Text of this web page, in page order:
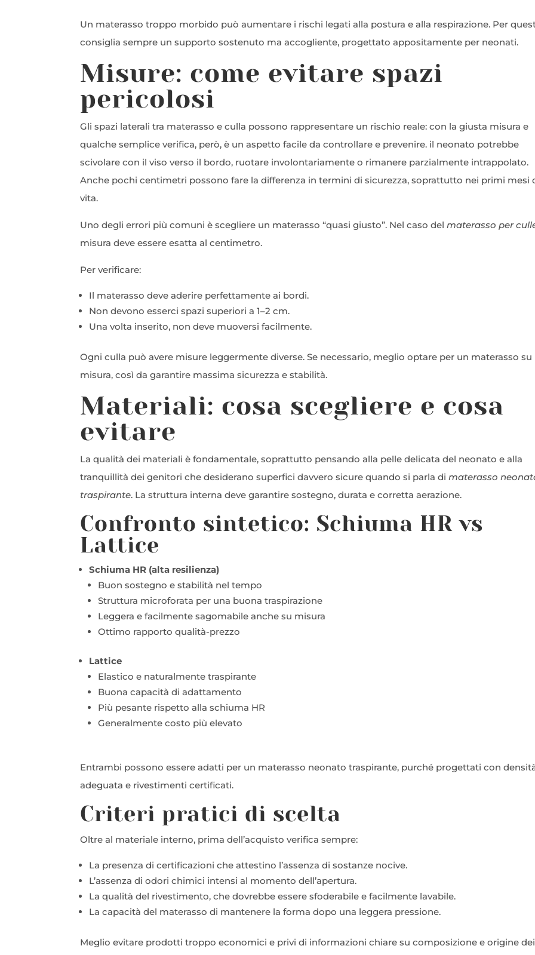
Un materasso troppo morbido può aumentare i rischi legati alla postura e alla respirazione. Per
consiglia sempre un supporto sostenuto ma accogliente, progettato appositamente per neonati.
Misure: come evitare spazi
pericolosi
Gli spazi laterali tra materasso e culla possono rappresentare un rischio reale: con la giusta misura e
qualche semplice verifica, però, è un aspetto facile da controllare e prevenire. il neonato potrebbe
scivolare con il viso verso il bordo, ruotare involontariamente o rimanere parzialmente intrappolato.
Anche pochi centimetri possono fare la differenza in termini di sicurezza, soprattutto nei primi mesi
vita.
Uno degli errori più comuni è scegliere un materasso “quasi giusto”. Nel caso del materasso per
misura deve essere esatta al centimetro.
Per verificare:
Il materasso deve aderire perfettamente ai bordi.
Non devono esserci spazi superiori a 1–2 cm.
Una volta inserito, non deve muoversi facilmente.
Ogni culla può avere misure leggermente diverse. Se necessario, meglio optare per un materasso su
misura, così da garantire massima sicurezza e stabilità.
Materiali: cosa scegliere e cosa
evitare
La qualità dei materiali è fondamentale, soprattutto pensando alla pelle delicata del neonato e alla
tranquillità dei genitori che desiderano superfici davvero sicure quando si parla di materasso
traspirante. La struttura interna deve garantire sostegno, durata e corretta aerazione.
Confronto sintetico: Schiuma HR vs
Lattice
Schiuma HR (alta resilienza)
Buon sostegno e stabilità nel tempo
Struttura microforata per una buona traspirazione
Leggera e facilmente sagomabile anche su misura
Ottimo rapporto qualità-prezzo
Lattice
Elastico e naturalmente traspirante
Buona capacità di adattamento
Più pesante rispetto alla schiuma HR
Generalmente costo più elevato
Entrambi possono essere adatti per un materasso neonato traspirante, purché progettati con
adeguata e rivestimenti certificati.
Criteri pratici di scelta
Oltre al materiale interno, prima dell’acquisto verifica sempre:
La presenza di certificazioni che attestino l’assenza di sostanze nocive.
L’assenza di odori chimici intensi al momento dell’apertura.
La qualità del rivestimento, che dovrebbe essere sfoderabile e facilmente lavabile.
La capacità del materasso di mantenere la forma dopo una leggera pressione.
Meglio evitare prodotti troppo economici e privi di informazioni chiare su composizione e origine dei